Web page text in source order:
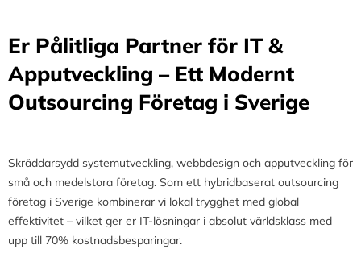
Er Pålitliga Partner för IT &
Apputveckling – Ett Modernt
Outsourcing Företag i Sverige
Skräddarsydd systemutveckling, webbdesign och apputveckling för
små och medelstora företag. Som ett hybridbaserat outsourcing
företag i Sverige kombinerar vi lokal trygghet med global
effektivitet – vilket ger er IT-lösningar i absolut världsklass med
upp till 70% kostnadsbesparingar.